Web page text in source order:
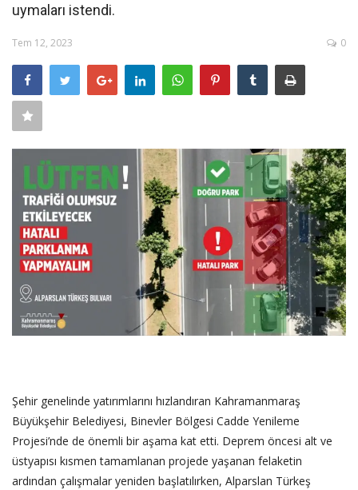
KÜNYE
KÜLTÜR SANAT
SAĞLIK
FİRMA HABER
OTURUM AÇ
KAYIT
uymaları istendi.
Tem 12, 2023 0
Şehir genelinde yatırımlarını hızlandıran Kahramanmaraş
Büyükşehir Belediyesi, Binevler Bölgesi Cadde Yenileme
Projesi’nde de önemli bir aşama kat etti. Deprem öncesi alt ve
üstyapısı kısmen tamamlanan projede yaşanan felaketin
ardından çalışmalar yeniden başlatılırken, Alparslan Türkeş